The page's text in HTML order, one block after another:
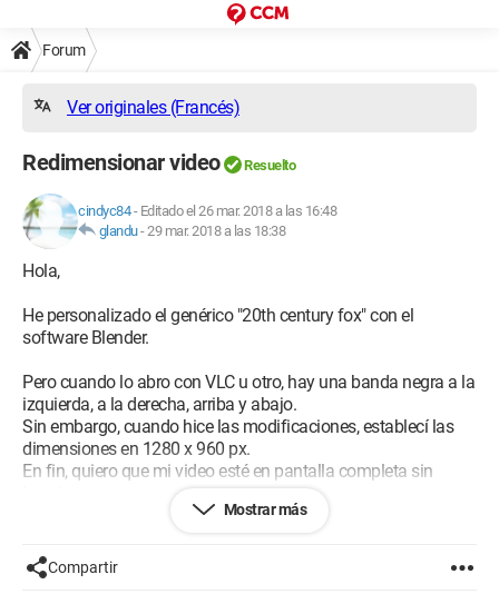
Forum
Ver originales (Francés)
Redimensionar video Resuelto
cindyc84- Editado el 26 mar. 2018 a las 16:48
glandu-29 mar. 2018 a las 18:38
Hola,
He personalizado el genérico "20th century fox" con el
software Blender.
Pero cuando lo abro con VLC u otro, hay una banda negra a la
izquierda, a la derecha, arriba y abajo.
Sin embargo, cuando hice las modificaciones, establecí las
dimensiones en 1280 x 960 px.
En fin, quiero que mi video esté en pantalla completa sin
Configuración:
Mostrar más
Compartir